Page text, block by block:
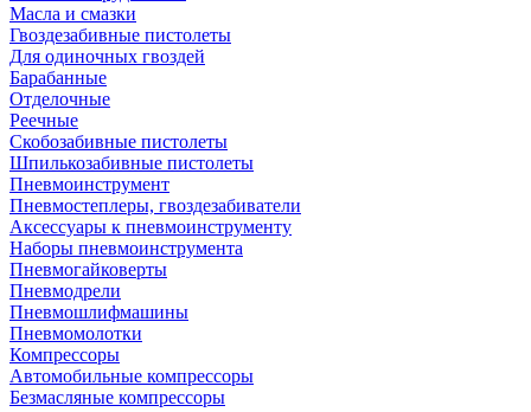
Масла и смазки
Гвоздезабивные пистолеты
Для одиночных гвоздей
Барабанные
Отделочные
Реечные
Скобозабивные пистолеты
Шпилькозабивные пистолеты
Пневмоинструмент
Пневмостеплеры, гвоздезабиватели
Аксессуары к пневмоинструменту
Наборы пневмоинструмента
Пневмогайковерты
Пневмодрели
Пневмошлифмашины
Пневмомолотки
Компрессоры
Автомобильные компрессоры
Безмасляные компрессоры